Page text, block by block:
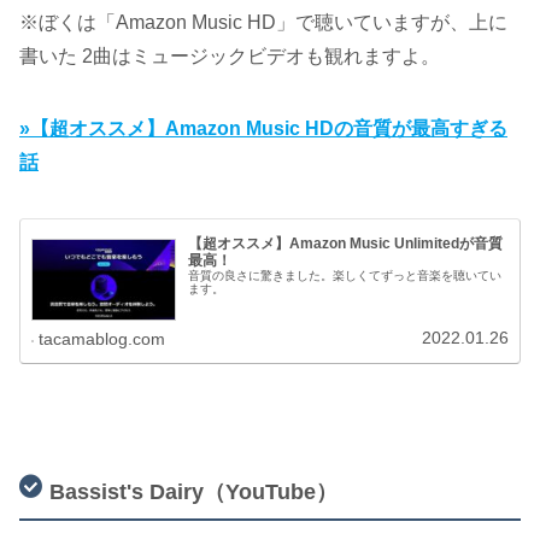
※ぼくは「Amazon Music HD」で聴いていますが、上に
書いた 2曲はミュージックビデオも観れますよ。
»【超オススメ】Amazon Music HDの音質が最高すぎる
話
【超オススメ】Amazon Music Unlimitedが音質
最高！
音質の良さに驚きました。楽しくてずっと音楽を聴いてい
ます。
tacamablog.com 2022.01.26
Bassist's Dairy（YouTube）